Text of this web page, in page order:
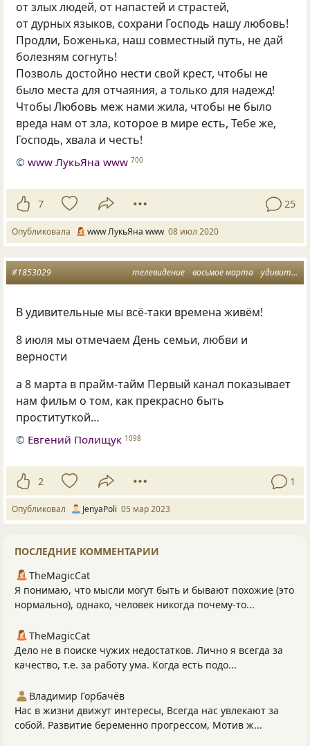
от злых людей, от напастей и страстей,
от дурных языков, сохрани Господь нашу любовь!
Продли, Боженька, наш совместный путь, не дай
болезням согнуть!
Позволь достойно нести свой крест, чтобы не
было места для отчаяния, а только для надежд!
Чтобы Любовь меж нами жила, чтобы не было
вреда нам от зла, которое в мире есть, Тебе же,
Господь, хвала и честь!
©www ЛукьЯна www 700
7 25
Опубликовала www ЛукьЯна www 08 июл 2020
телевидение восьмое марта удивительно
#1853029
В удивительные мы всё-таки времена живём!
8 июля мы отмечаем День семьи, любви и
верности
а 8 марта в прайм-тайм Первый канал показывает
нам фильм о том, как прекрасно быть
проституткой…
© Евгений Полищук 1098
2 1
Опубликовал JenyaPoli 05 мар 2023
ПОСЛЕДНИЕ КОММЕНТАРИИ
TheMagicCat
Я понимаю, что мысли могут быть и бывают похожие (это
нормально), однако, человек никогда почему-то...
TheMagicCat
Дело не в поиске чужих недостатков. Лично я всегда за
качество, т.е. за работу ума. Когда есть подо...
Владимир Горбачёв
Нас в жизни движут интересы, Всегда нас увлекают за
собой. Развитие беременно прогрессом, Мотив ж...